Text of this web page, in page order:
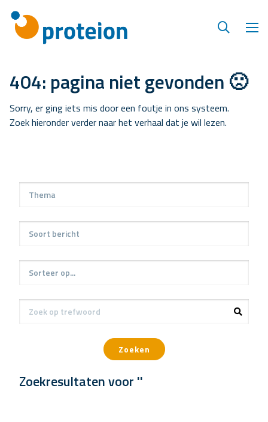
404: pagina niet gevonden 🙁
Sorry, er ging iets mis door een foutje in ons systeem.
Zoek hieronder verder naar het verhaal dat je wil lezen.
Zoeken
Zoekresultaten voor ''